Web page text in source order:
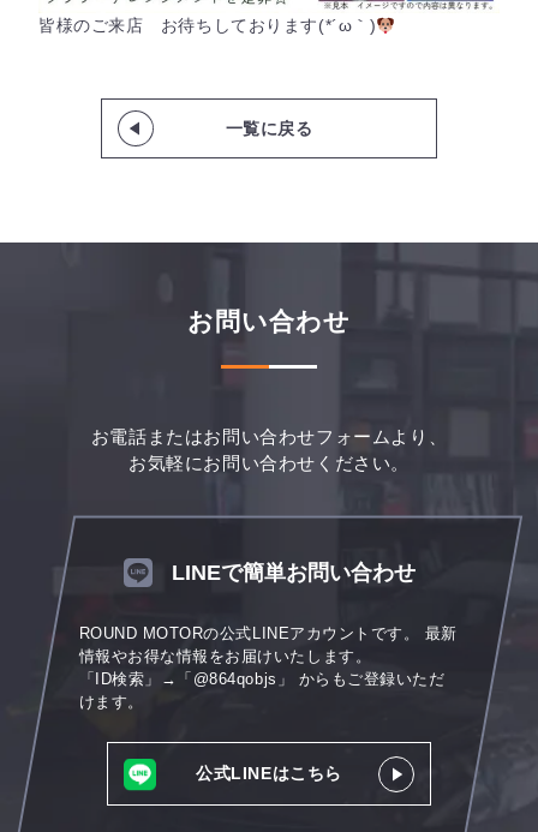
皆様のご来店 お待ちしております(*´ω｀)
一覧に戻る
お問い合わせ
お電話またはお問い合わせフォームより、
お気軽にお問い合わせください。
LINEで簡単お問い合わせ
ROUND MOTORの公式LINEアカウントです。
最新
情報やお得な情報をお届けいたします。
「ID検索」→「@864qobjs」
からもご登録いただ
けます。
公式LINEはこちら